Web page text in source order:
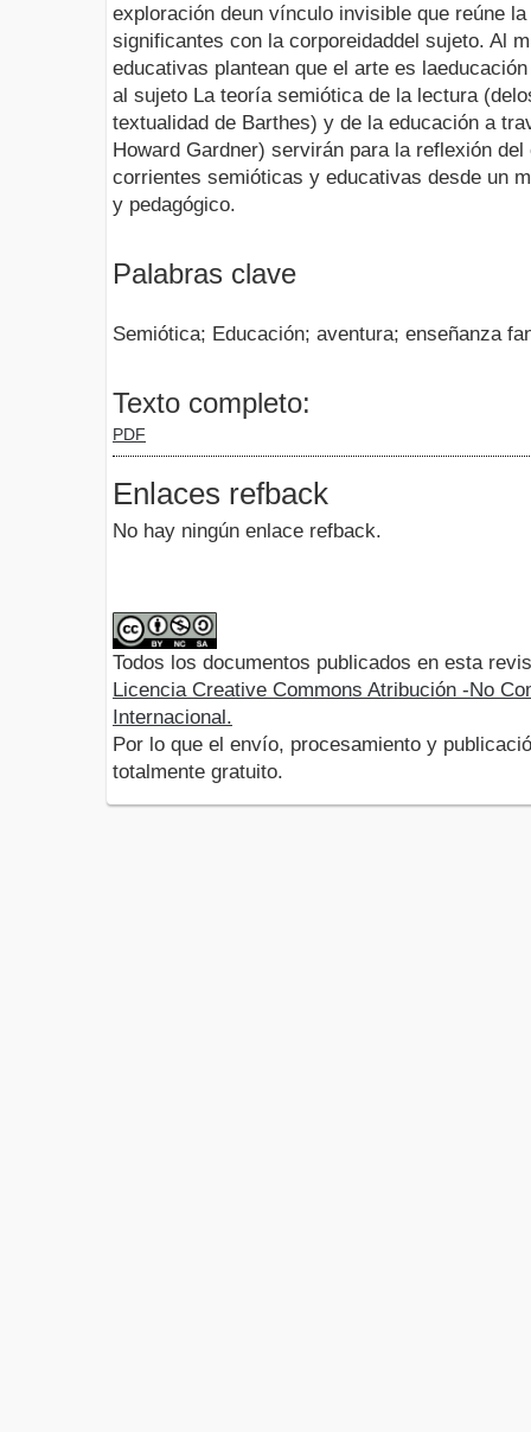
exploración deun vínculo invisible que reúne
significantes con la corporeidaddel sujeto. Al
educativas plantean que el arte es
al sujeto La teoría semiótica de la lectura
textualidad de Barthes) y de la educación a
Howard Gardner) servirán para la reflexión
corrientes semióticas y educativas desde un
y pedagógico.
Palabras clave
Semiótica; Educación; aventura; enseñanza
Texto completo:
PDF
Enlaces refback
No hay ningún enlace refback.
Todos los documentos publicados en esta
Licencia Creative Commons Atribución -No
Internacional.
Por lo que el envío, procesamiento y
totalmente gratuito.